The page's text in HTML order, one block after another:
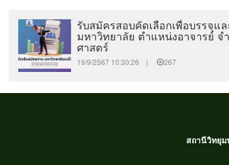
รับสมัครสอบคัดเลือกเพื่อบรรจุแ
มหาวิทยาลัย ตำแหน่งอาจารย์
ศาสตร์
19/9/2567 10:30:26 | 267
สถานีวิทยุม